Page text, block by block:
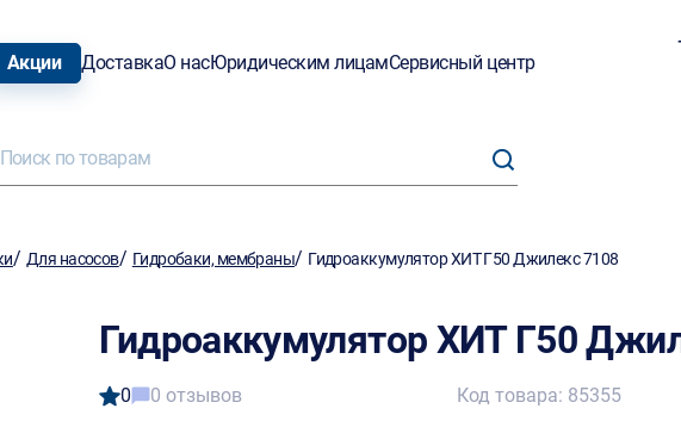
Акции ДоставкаО насЮридическим лицамСервисный центр
/ Для насосов/ Гидробаки, мембраны/ Гидроаккумулятор ХИТ Г50 Джилекс 7108
Гидроаккумулятор ХИТ Г50
0 0 отзывов Код товара: 85355